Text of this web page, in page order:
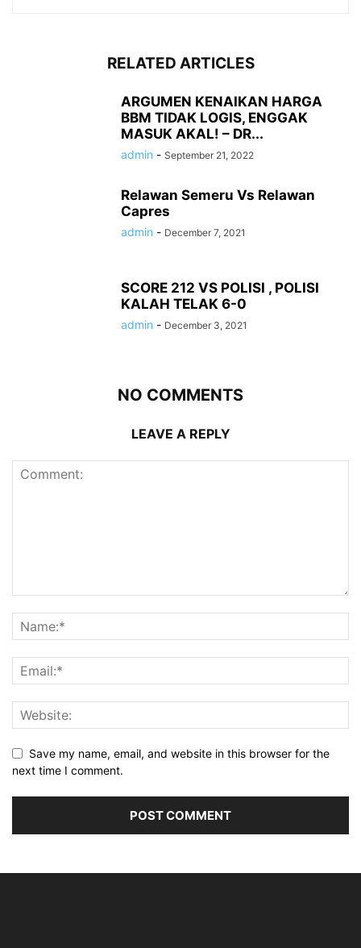
RELATED ARTICLES
ARGUMEN KENAIKAN HARGA
BBM TIDAK LOGIS, ENGGAK
MASUK AKAL! – DR...
admin - September 21, 2022
Relawan Semeru Vs Relawan
Capres
admin - December 7, 2021
SCORE 212 VS POLISI , POLISI
KALAH TELAK 6-0
admin - December 3, 2021
NO COMMENTS
LEAVE A REPLY
Save my name, email, and website in this browser for the
next time I comment.